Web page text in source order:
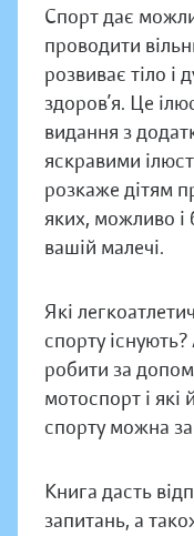
Спорт дає
проводити
розвиває тіло і
здоров’я. Це
видання з
яскравими
розкаже дітям
яких, можливо і
вашій малечі.
Які
спорту
робити за
мотоспорт і
спорту можна
Книга дасть
запитань, а